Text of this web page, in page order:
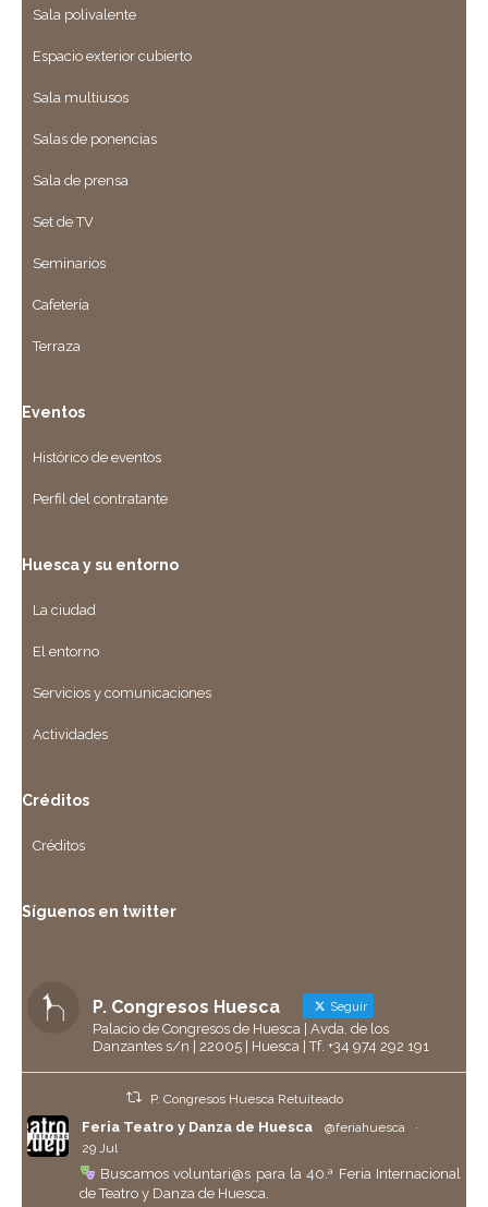
Sala polivalente
Espacio exterior cubierto
Sala multiusos
Salas de ponencias
Sala de prensa
Set de TV
Seminarios
Cafetería
Terraza
Eventos
Histórico de eventos
Perfil del contratante
Huesca y su entorno
La ciudad
El entorno
Servicios y comunicaciones
Actividades
Créditos
Créditos
Síguenos en twitter
P. Congresos Huesca Seguir
Palacio de Congresos de Huesca | Avda. de los
Danzantes s/n | 22005 | Huesca | Tf. +34 974 292 191
P. Congresos Huesca Retuiteado
Feria Teatro y Danza de Huesca @feriahuesca
·
29 Jul
Buscamos voluntari@s para la 40.ª Feria Internacional
de Teatro y Danza de Huesca.